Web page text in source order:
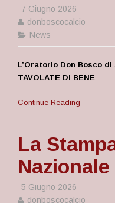
7 Giugno 2026
donboscocalcio
News
L’Oratorio Don Bosco
TAVOLATE DI BENE
Continue Reading
La
Nazionale
5 Giugno 2026
donboscocalcio